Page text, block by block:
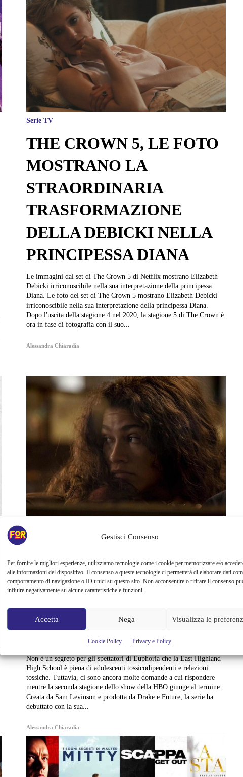
Gestisci Consenso
Per fornire le migliori esperienze, utilizziamo tecnologie come i cookie per memorizzare e/o
alle informazioni del dispositivo. Il consenso a queste tecnologie ci permetterà di elaborare dati
comportamento di navigazione o ID unici su questo sito. Non acconsentire o ritirare il consenso
influire negativamente su alcune caratteristiche e funzioni.
Accetta Nega Visualizza le
Cookie Policy Privacy e Policy
Serie TV
THE CROWN 5, LE FOTO
MOSTRANO LA
STRAORDINARIA
TRASFORMAZIONE
DELLA DEBICKI NELLA
PRINCIPESSA DIANA
Le immagini dal set di The Crown 5 di Netflix mostrano Elizabeth
Debicki irriconoscibile nella sua interpretazione della principessa
Diana. Le foto del set di The Crown 5 mostrano Elizabeth Debicki
irriconoscibile nella sua interpretazione della principessa Diana.
Dopo l'uscita della stagione 4 nel 2020, la stagione 5 di The Crown è
ora in fase di fotografia con il suo...
Alessandra Chiaradia
SUCCEDERÀ NEL
FINALE DI STAGIONE?
LE TEORIE FOLLI DEI
FAN
Non è un segreto per gli spettatori di Euphoria che la East Highland
High School è piena di adolescenti tossicodipendenti e relazioni
tossiche. Tuttavia, ci sono ancora molte domande a cui rispondere
mentre la seconda stagione dello show della HBO giunge al termine.
Creata da Sam Levinson e prodotta da Drake e Future, la serie ha
debuttato con la sua...
Alessandra Chiaradia